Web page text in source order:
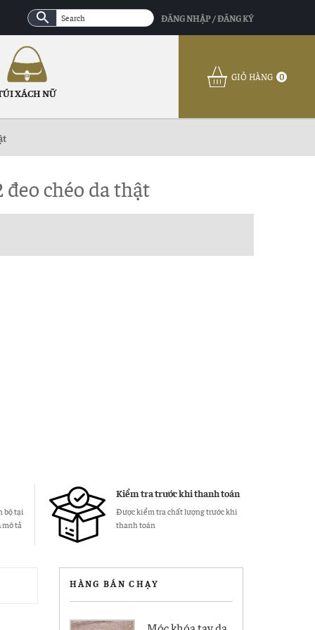
ĐĂNG NHẬP / ĐĂNG KÝ
XÁCH NỮ
GIỎ HÀNG 0
chéo da thật
bộ tại
tả
Kiểm tra trước khi thanh toán
Được kiểm tra chất lượng trước khi
thanh toán
HÀNG BÁN CHẠY